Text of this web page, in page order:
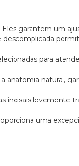
garantem um
para
anatomia natural,
incisais levemente
uma